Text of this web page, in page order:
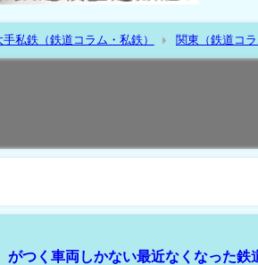
手私鉄（鉄道コラム・私鉄） 関東（鉄道コラ
がつく車両しかない最近なくなった鉄